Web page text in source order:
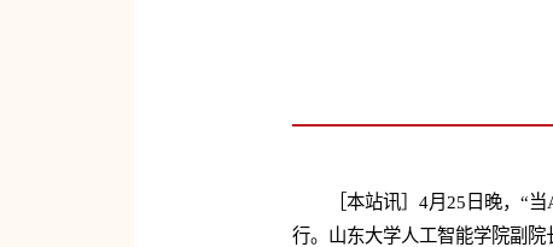
［本站讯］4月25日晚，“
行。山东大学人工智能学院副